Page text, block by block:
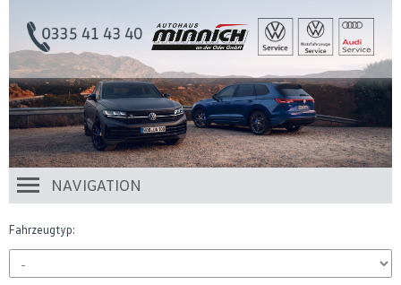
NAVIGATION
Fahrzeugtyp: